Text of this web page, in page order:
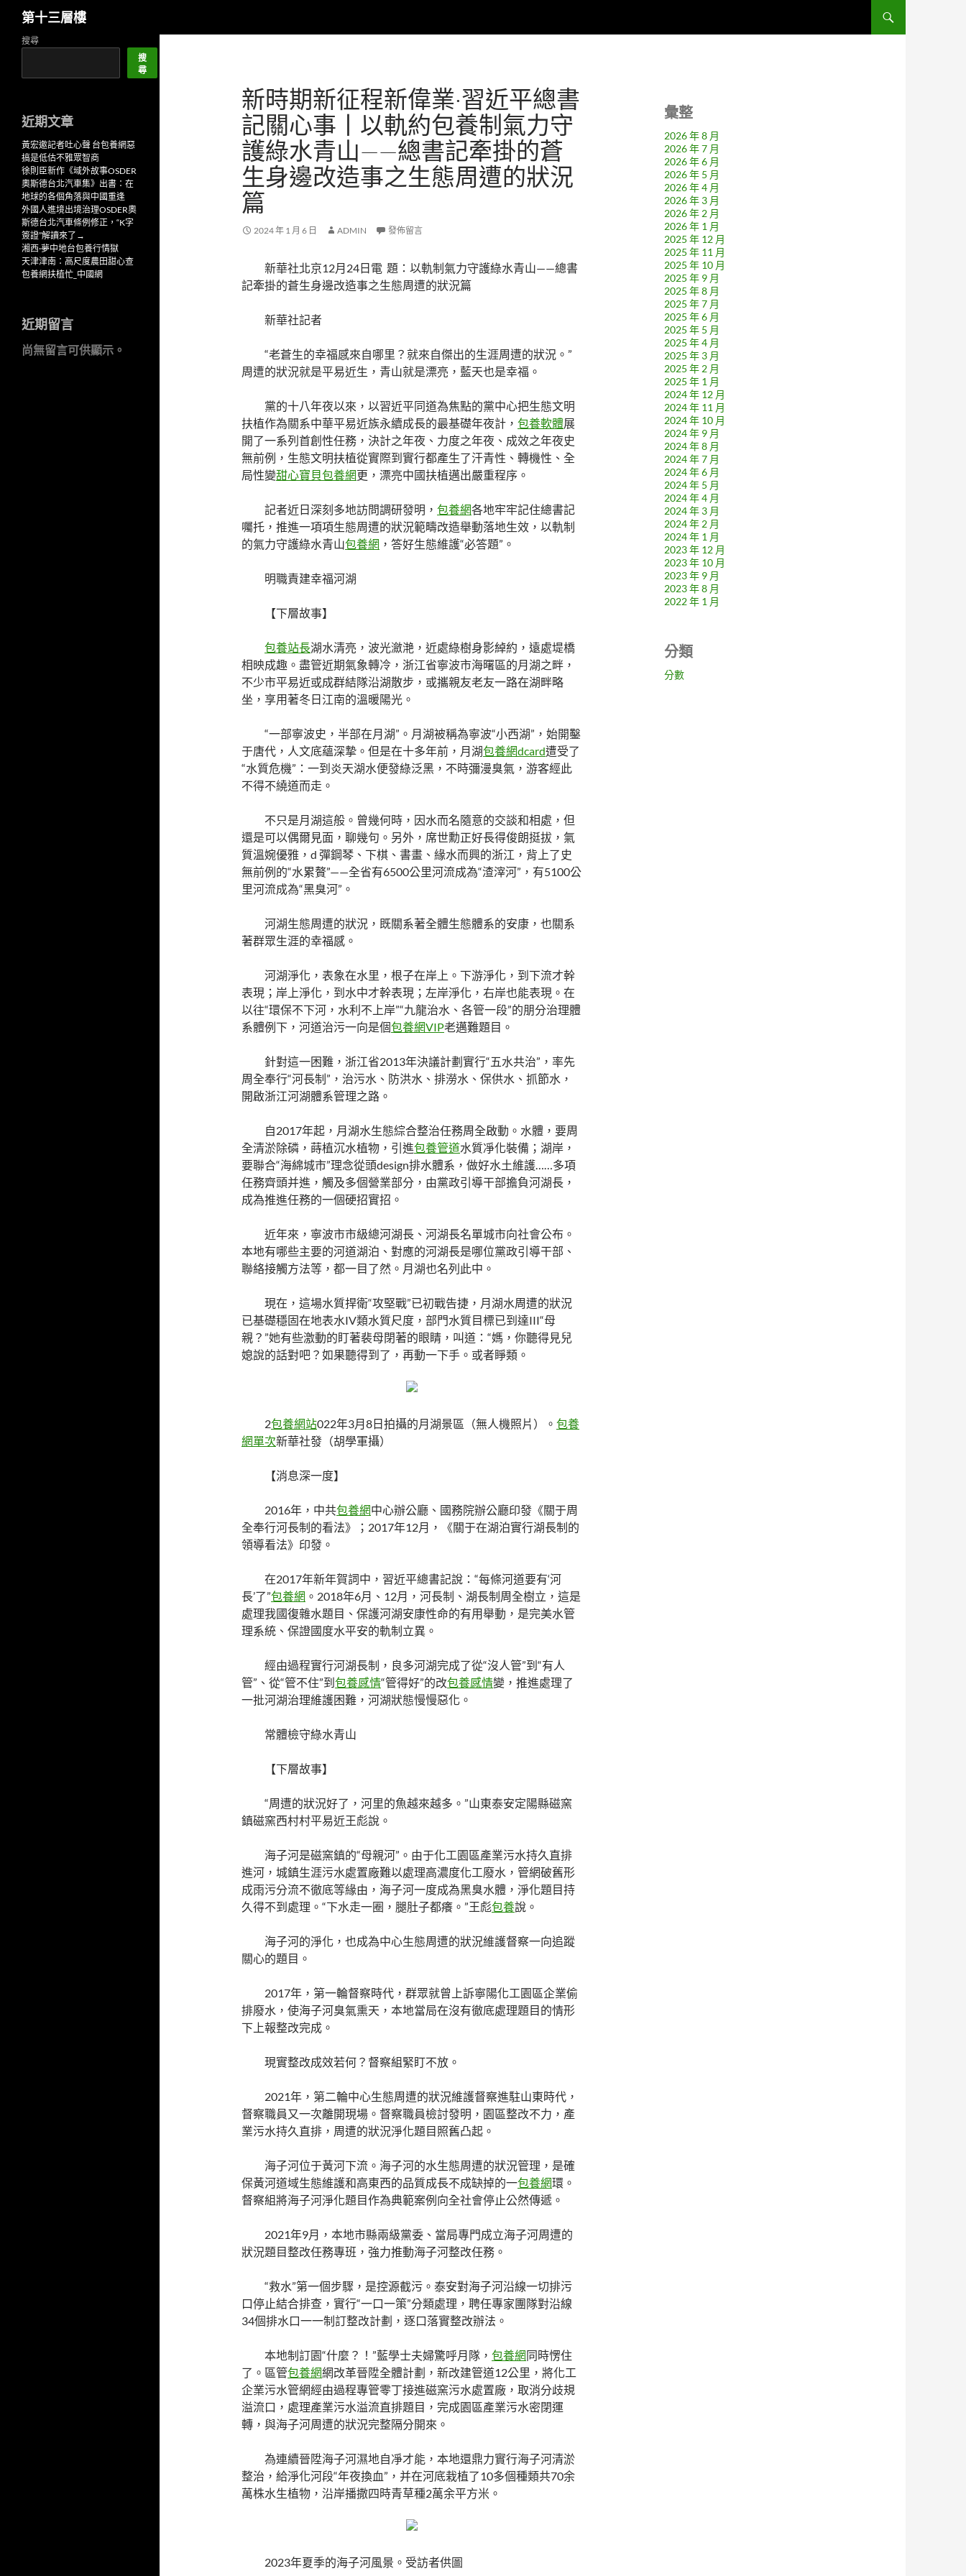
第十三層樓
新時期新征程新偉業·習近平總書
記關心事丨以軌約包養制氣力守
護綠水青山——總書記牽掛的蒼
生身邊改造事之生態周遭的狀況
篇
2024 年 1 月 6 日 ADMIN 發佈留言
新華社北京12月24日電 題：以軌制氣力守護綠水青山——總書
記牽掛的蒼生身邊改造事之生態周遭的狀況篇
新華社記者
“老蒼生的幸福感來自哪里？就來自傑出的生涯周遭的狀況。”
周遭的狀況就是平易近生，青山就是漂亮，藍天也是幸福。
黨的十八年夜以來，以習近平同道為焦點的黨中心把生態文明
扶植作為關系中華平易近族永續成長的最基礎年夜計， 包養軟體展
開了一系列首創性任務，決計之年夜、力度之年夜、成效之年夜史
無前例，生態文明扶植從實際到實行都產生了汗青性、轉機性、全
局性變甜心寶貝包養網更，漂亮中國扶植邁出嚴重程序。
記者近日深刻多地訪問調研發明， 包養網各地牢牢記住總書記
囑托，推進一項項生態周遭的狀況範疇改造舉動落地生效，以軌制
的氣力守護綠水青山包養網 ，答好生態維護“必答題”。
明職責建幸福河湖
【下層故事】
包養站長湖水清亮，波光瀲滟，近處綠樹身影綽約，遠處堤橋
相映成趣。盡管近期氣象轉冷，浙江省寧波市海曙區的月湖之畔，
不少市平易近或成群結隊沿湖散步，或攜親友老友一路在湖畔略
坐，享用著冬日江南的溫暖陽光。
“一部寧波史，半部在月湖”。月湖被稱為寧波“小西湖”，始開鑿
于唐代，人文底蘊深摯。但是在十多年前，月湖包養網dcard遭受了
“水質危機”：一到炎天湖水便發綠泛黑，不時彌漫臭氣，游客經此
不得不繞道而走。
不只是月湖這般。曾幾何時，因水而名隨意的交談和相處，但
還是可以偶爾見面，聊幾句。另外，席世勳正好長得俊朗挺拔，氣
質溫婉優雅，d 彈鋼琴、下棋、書畫、緣水而興的浙江，背上了史
無前例的“水累贅”——全省有6500公里河流成為“渣滓河”，有5100公
里河流成為“黑臭河”。
河湖生態周遭的狀況，既關系著全體生態體系的安康，也關系
著群眾生涯的幸福感。
河湖淨化，表象在水里，根子在岸上。下游淨化，到下流才幹
表現；岸上淨化，到水中才幹表現；左岸淨化，右岸也能表現。在
以往“環保不下河，水利不上岸”“九龍治水、各管一段”的朋分治理體
系體例下，河道治污一向是個包養網VIP老邁難題目。
針對這一困難，浙江省2013年決議計劃實行“五水共治”，率先
周全奉行“河長制”，治污水、防洪水、排澇水、保供水、抓節水，
開啟浙江河湖體系管理之路。
自2017年起，月湖水生態綜合整治任務周全啟動。水體，要周
全清淤除磷，蒔植沉水植物，引進包養管道水質凈化裝備；湖岸，
要聯合“海綿城市”理念從頭design排水體系，做好水土維護……多項
任務齊頭并進，觸及多個營業部分，由黨政引導干部擔負河湖長，
成為推進任務的一個硬招實招。
近年來，寧波市市級總河湖長、河湖長名單城市向社會公布。
本地有哪些主要的河道湖泊、對應的河湖長是哪位黨政引導干部、
聯絡接觸方法等，都一目了然。月湖也名列此中。
現在，這場水質捍衛“攻堅戰”已初戰告捷，月湖水周遭的狀況
已基礎穩固在地表水IV類水質尺度，部門水質目標已到達III“母
親？”她有些激動的盯著裴母閉著的眼睛，叫道：“媽，你聽得見兒
媳說的話對吧？如果聽得到了，再動一下手。或者睜類。
2包養網站022年3月8日拍攝的月湖景區（無人機照片）。 包養
網單次新華社發（胡學軍攝）
【消息深一度】
2016年，中共包養網中心辦公廳、國務院辦公廳印發《關于周
全奉行河長制的看法》；2017年12月，《關于在湖泊實行湖長制的
領導看法》印發。
在2017年新年賀詞中，習近平總書記說：“每條河道要有‘河
長’了”包養網 。2018年6月、12月，河長制、湖長制周全樹立，這是
處理我國復雜水題目、保護河湖安康性命的有用舉動，是完美水管
理系統、保證國度水平安的軌制立異。
經由過程實行河湖長制，良多河湖完成了從“沒人管”到“有人
管”、從“管不住”到包養感情“管得好”的改包養感情變，推進處理了
一批河湖治理維護困難，河湖狀態慢慢惡化。
常體檢守綠水青山
【下層故事】
“周遭的狀況好了，河里的魚越來越多。”山東泰安定陽縣磁窯
鎮磁窯西村村平易近王彪說。
海子河是磁窯鎮的“母親河”。由于化工園區產業污水持久直排
進河，城鎮生涯污水處置廠難以處理高濃度化工廢水，管網破舊形
成雨污分流不徹底等緣由，海子河一度成為黑臭水體，淨化題目持
久得不到處理。“下水走一圈，腿肚子都癢。”王彪包養說。
海子河的淨化，也成為中心生態周遭的狀況維護督察一向追蹤
關心的題目。
2017年，第一輪督察時代，群眾就曾上訴寧陽化工園區企業偷
排廢水，使海子河臭氣熏天，本地當局在沒有徹底處理題目的情形
下上報整改完成。
現實整改成效若何？督察組緊盯不放。
2021年，第二輪中心生態周遭的狀況維護督察進駐山東時代，
督察職員又一次離開現場。督察職員檢討發明，園區整改不力，產
業污水持久直排，周遭的狀況淨化題目照舊凸起。
海子河位于黃河下流。海子河的水生態周遭的狀況管理，是確
保黃河道域生態維護和高東西的品質成長不成缺掉的一包養網環。
督察組將海子河淨化題目作為典範案例向全社會停止公然傳遞。
2021年9月，本地市縣兩級黨委、當局專門成立海子河周遭的
狀況題目整改任務專班，強力推動海子河整改任務。
“救水”第一個步驟，是控源截污。泰安對海子河沿線一切排污
口停止結合排查，實行“一口一策”分類處理，聘任專家團隊對沿線
34個排水口一一制訂整改計劃，逐口落實整改辦法。
本地制訂園“什麼？！”藍學士夫婦驚呼月隊， 包養網同時愣住
了。區管包養網網改革晉陞全體計劃，新改建管道12公里，將化工
企業污水管網經由過程專管零丁接進磁窯污水處置廠，取消分歧規
溢流口，處理產業污水溢流直排題目，完成園區產業污水密閉運
轉，與海子河周遭的狀況完整隔分開來。
為連續晉陞海子河濕地自凈才能，本地還鼎力實行海子河清淤
整治，給淨化河段“年夜換血”，并在河底栽植了10多個種類共70余
萬株水生植物，沿岸播撒四時青草種2萬余平方米。
2023年夏季的海子河風景。受訪者供圖
彙整
2026 年 8 月
2026 年 7 月
2026 年 6 月
2026 年 5 月
2026 年 4 月
2026 年 3 月
2026 年 2 月
2026 年 1 月
2025 年 12 月
2025 年 11 月
2025 年 10 月
2025 年 9 月
2025 年 8 月
2025 年 7 月
2025 年 6 月
2025 年 5 月
2025 年 4 月
2025 年 3 月
2025 年 2 月
2025 年 1 月
2024 年 12 月
2024 年 11 月
2024 年 10 月
2024 年 9 月
2024 年 8 月
2024 年 7 月
2024 年 6 月
2024 年 5 月
2024 年 4 月
2024 年 3 月
2024 年 2 月
2024 年 1 月
2023 年 12 月
2023 年 10 月
2023 年 9 月
2023 年 8 月
2022 年 1 月
分類
分數
搜尋
搜
尋
近期文章
黃宏邀記者吐心聲 台包養網惡
搞是低估不雅眾智商
徐則臣新作《域外故事OSDER
奧斯德台北汽車集》出書：在
地球的各個角落與中國重逢
外國人進境出境治理OSDER奧
斯德台北汽車條例修正，“K字
簽證”解讀來了→
湘西·夢中地台包養行情獄
天津津南：高尺度農田甜心查
包養網扶植忙_中國網
近期留言
尚無留言可供顯示。